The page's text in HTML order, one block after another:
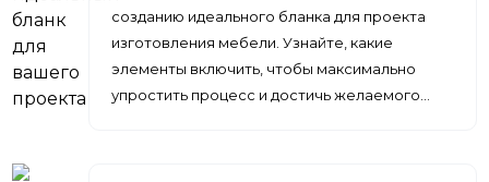
созданию идеального бланка для проекта
изготовления мебели. Узнайте, какие
элементы включить, чтобы максимально
упростить процесс и достичь желаемого…